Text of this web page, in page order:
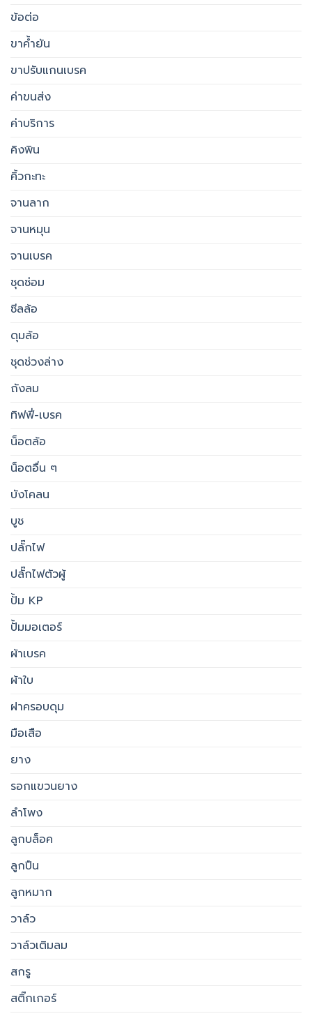
ข้อต่อ
ขาค้ำยัน
ขาปรับแกนเบรค
ค่าขนส่ง
ค่าบริการ
คิงพิน
คิ้วกะทะ
จานลาก
จานหมุน
จานเบรค
ชุดซ่อม
ซีลล้อ
ดุมล้อ
ชุดช่วงล่าง
ถังลม
ทิฟฟี่-เบรค
น็อตล้อ
น็อตอื่น ๆ
บังโคลน
บูช
ปลั๊กไฟ
ปลั๊กไฟตัวผู้
ปั้ม KP
ปั้มมอเตอร์
ผ้าเบรค
ผ้าใบ
ฝาครอบดุม
มือเสือ
ยาง
รอกแขวนยาง
ลำโพง
ลูกบล็อค
ลูกปืน
ลูกหมาก
วาล์ว
วาล์วเติมลม
สกรู
สติ๊กเกอร์